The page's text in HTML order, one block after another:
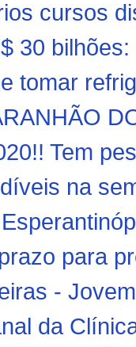
cursos
30
tomar
Tem
na
para
-
da